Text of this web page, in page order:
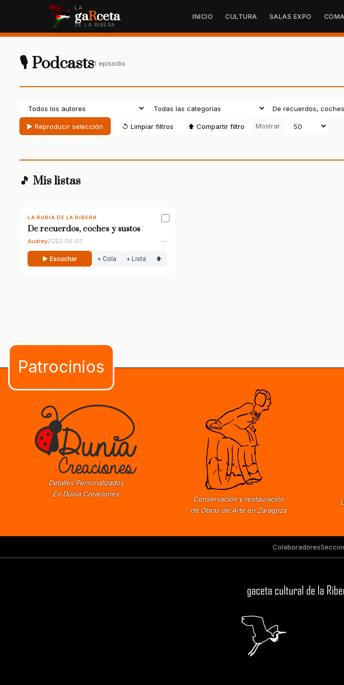
LA
gaRceta
DE LA RIBERA
INICIO CULTURA SALAS EXPO
🎙 Podcasts1 episodio
▶ Reproducir selección ↺ Limpiar filtros ⬆ Compartir filtro Mostrar
🎵 Mis listas
LA RUBIA DE LA RIBERA
De recuerdos, coches y sustos
Audrey2022-06-07 —
▶ Escuchar + Cola + Lista ⬆
Detalles Personalizados
En Dunia Creaciones
Conservación y restauración
de Obras de Arte en Zaragoza
Colaboradores